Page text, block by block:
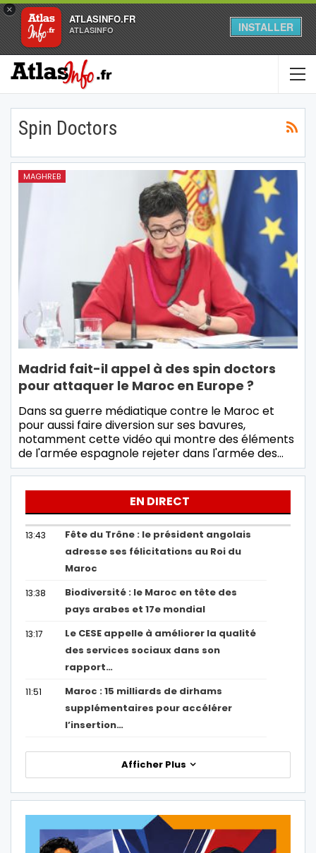
×
ATLASINFO.FR
ATLASINFO INSTALLER
Spin Doctors
MAGHREB
Madrid fait-il appel à des spin doctors
pour attaquer le Maroc en Europe ?
Dans sa guerre médiatique contre le Maroc et
pour aussi faire diversion sur ses bavures,
notamment cette vidéo qui montre des éléments
de l'armée espagnole rejeter dans l'armée des…
EN DIRECT
13:43
Fête du Trône : le président angolais
adresse ses félicitations au Roi du
Maroc
13:38
Biodiversité : le Maroc en tête des
pays arabes et 17e mondial
13:17
Le CESE appelle à améliorer la qualité
des services sociaux dans son
rapport…
11:51
Maroc : 15 milliards de dirhams
supplémentaires pour accélérer
l’insertion…
Afficher Plus